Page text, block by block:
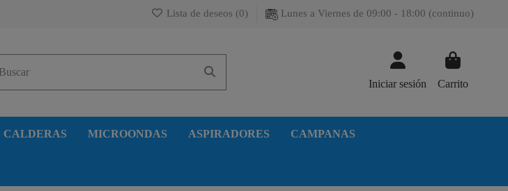
Lista de deseos (0) Lunes a Viernes de 09:00 - 18:00 (continuo)
Iniciar sesión Carrito
CALDERAS MICROONDAS ASPIRADORES CAMPANAS